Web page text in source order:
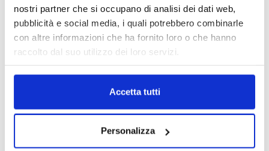
nostri partner che si occupano di analisi dei dati web,
pubblicità e social media, i quali potrebbero combinarle
con altre informazioni che ha fornito loro o che hanno
raccolto dal suo utilizzo dei loro servizi.
Accetta tutti
Personalizza
Reclami e sanzioni 2025
30 Giugno 2026
LA GESTIONE DELLA REPUTAZIONE.